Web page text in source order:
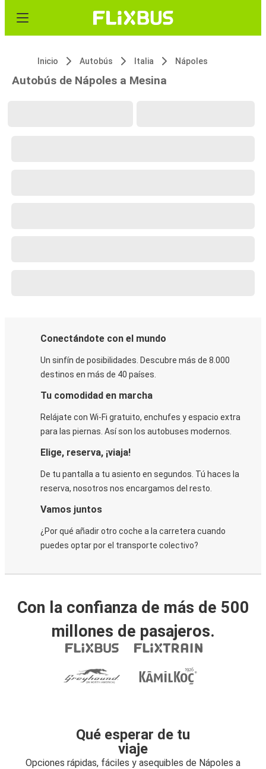
Inicio Autobús Italia Nápoles
Autobús de Nápoles a Mesina
Conectándote con el mundo
Un sinfín de posibilidades. Descubre más de 8.000
destinos en más de 40 países.
Tu comodidad en marcha
Relájate con Wi-Fi gratuito, enchufes y espacio extra
para las piernas. Así son los autobuses modernos.
Elige, reserva, ¡viaja!
De tu pantalla a tu asiento en segundos. Tú haces la
reserva, nosotros nos encargamos del resto.
Vamos juntos
¿Por qué añadir otro coche a la carretera cuando
puedes optar por el transporte colectivo?
Con la confianza de más de 500
millones de pasajeros.
Qué esperar de tu
viaje
Opciones rápidas, fáciles y asequibles de Nápoles a